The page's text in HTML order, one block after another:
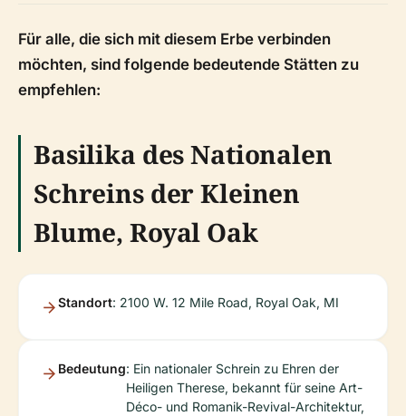
Für alle, die sich mit diesem Erbe verbinden
möchten, sind folgende bedeutende Stätten zu
empfehlen:
Basilika des Nationalen
Schreins der Kleinen
Blume, Royal Oak
Standort: 2100 W. 12 Mile Road, Royal Oak, MI
Bedeutung: Ein nationaler Schrein zu Ehren der
Heiligen Therese, bekannt für seine Art-
Déco- und Romanik-Revival-Architektur,